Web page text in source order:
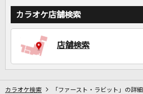
カラオケ店舗検索
店舗検索
カラオケ検索 「ファースト・ラビット」の詳細